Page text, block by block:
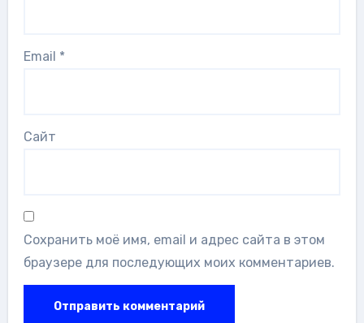
Email *
Сайт
Сохранить моё имя, email и адрес сайта в этом
браузере для последующих моих комментариев.